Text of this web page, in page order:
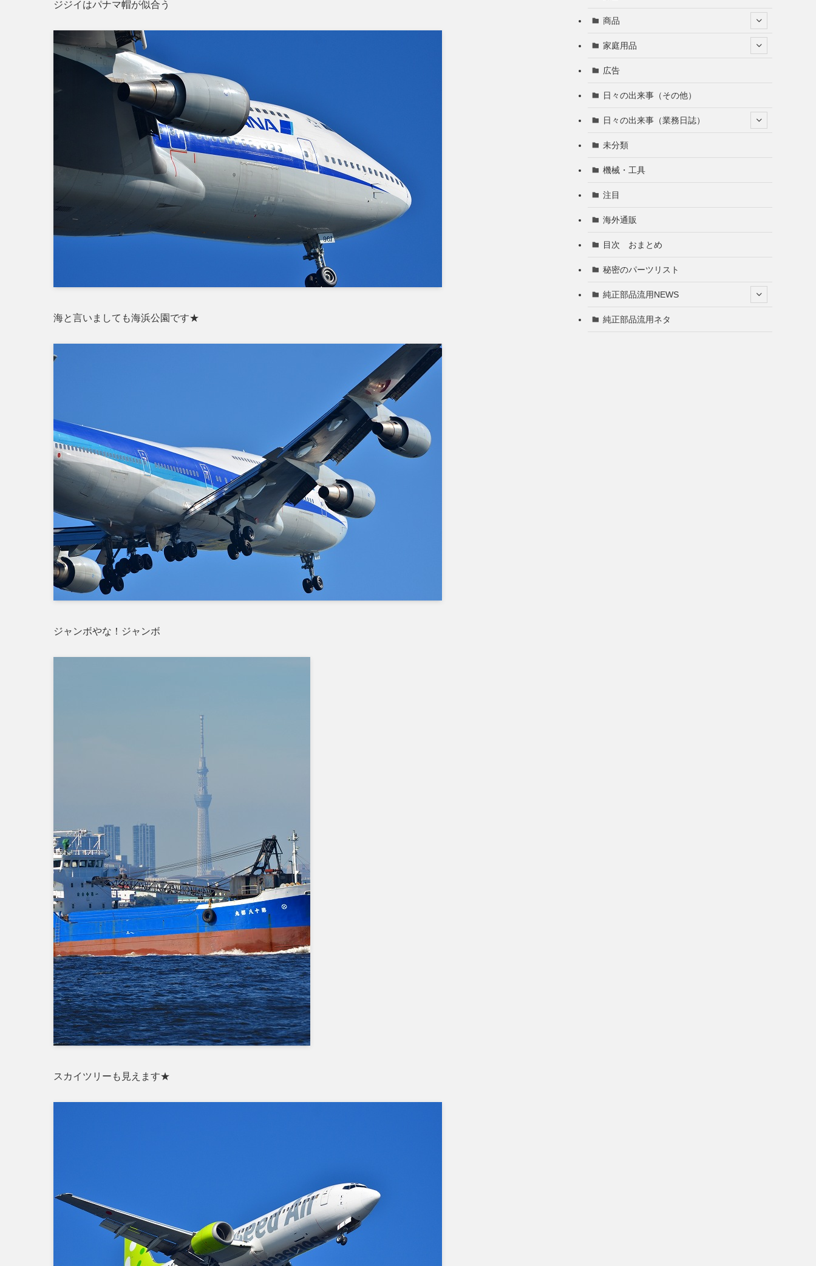
ジジイはパナマ帽が似合う
海と言いましても海浜公園です★
ジャンボやな！ジャンボ
スカイツリーも見えます★
商品
家庭用品
広告
日々の出来事（その他）
日々の出来事（業務日誌）
未分類
機械・工具
注目
海外通販
目次 おまとめ
秘密のパーツリスト
純正部品流用NEWS
純正部品流用ネタ